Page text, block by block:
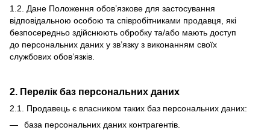
1.2. Дане Положення обов’язкове для застосування
відповідальною особою та співробітниками продавця, які
безпосередньо здійснюють обробку та/або мають доступ
до персональних даних у зв’язку з виконанням своїх
службових обов’язків.
2. Перелік баз персональних даних
2.1. Продавець є власником таких баз персональних даних:
база персональних даних контрагентів.